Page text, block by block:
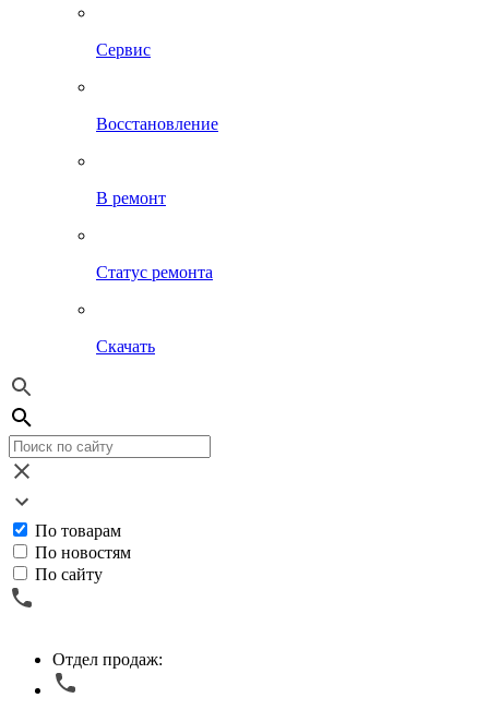
Сервис
Восстановление
В ремонт
Статус ремонта
Скачать
По товарам
По новостям
По сайту
Отдел продаж: